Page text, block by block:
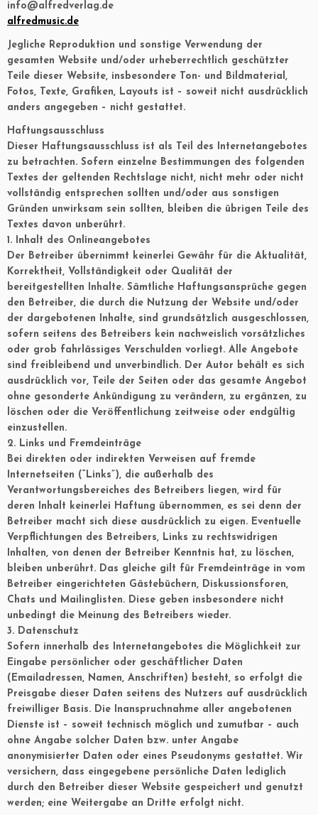
info@alfredverlag.de
alfredmusic.de
Jegliche Reproduktion und sonstige Verwendung der
gesamten Website und/oder urheberrechtlich geschützter
Teile dieser Website, insbesondere Ton- und Bildmaterial,
Fotos, Texte, Grafiken, Layouts ist – soweit nicht ausdrücklich
anders angegeben – nicht gestattet.
Haftungsausschluss
Dieser Haftungsausschluss ist als Teil des Internetangebotes
zu betrachten. Sofern einzelne Bestimmungen des folgenden
Textes der geltenden Rechtslage nicht, nicht mehr oder nicht
vollständig entsprechen sollten und/oder aus sonstigen
Gründen unwirksam sein sollten, bleiben die übrigen Teile des
Textes davon unberührt.
1. Inhalt des Onlineangebotes
Der Betreiber übernimmt keinerlei Gewähr für die Aktualität,
Korrektheit, Vollständigkeit oder Qualität der
bereitgestellten Inhalte. Sämtliche Haftungsansprüche gegen
den Betreiber, die durch die Nutzung der Website und/oder
der dargebotenen Inhalte, sind grundsätzlich ausgeschlossen,
sofern seitens des Betreibers kein nachweislich vorsätzliches
oder grob fahrlässiges Verschulden vorliegt. Alle Angebote
sind freibleibend und unverbindlich. Der Autor behält es sich
ausdrücklich vor, Teile der Seiten oder das gesamte Angebot
ohne gesonderte Ankündigung zu verändern, zu ergänzen, zu
löschen oder die Veröffentlichung zeitweise oder endgültig
einzustellen.
2. Links und Fremdeinträge
Bei direkten oder indirekten Verweisen auf fremde
Internetseiten (“Links”), die außerhalb des
Verantwortungsbereiches des Betreibers liegen, wird für
deren Inhalt keinerlei Haftung übernommen, es sei denn der
Betreiber macht sich diese ausdrücklich zu eigen. Eventuelle
Verpflichtungen des Betreibers, Links zu rechtswidrigen
Inhalten, von denen der Betreiber Kenntnis hat, zu löschen,
bleiben unberührt. Das gleiche gilt für Fremdeinträge in vom
Betreiber eingerichteten Gästebüchern, Diskussionsforen,
Chats und Mailinglisten. Diese geben insbesondere nicht
unbedingt die Meinung des Betreibers wieder.
3. Datenschutz
Sofern innerhalb des Internetangebotes die Möglichkeit zur
Eingabe persönlicher oder geschäftlicher Daten
(Emailadressen, Namen, Anschriften) besteht, so erfolgt die
Preisgabe dieser Daten seitens des Nutzers auf ausdrücklich
freiwilliger Basis. Die Inanspruchnahme aller angebotenen
Dienste ist – soweit technisch möglich und zumutbar – auch
ohne Angabe solcher Daten bzw. unter Angabe
anonymisierter Daten oder eines Pseudonyms gestattet. Wir
versichern, dass eingegebene persönliche Daten lediglich
durch den Betreiber dieser Website gespeichert und genutzt
werden; eine Weitergabe an Dritte erfolgt nicht.